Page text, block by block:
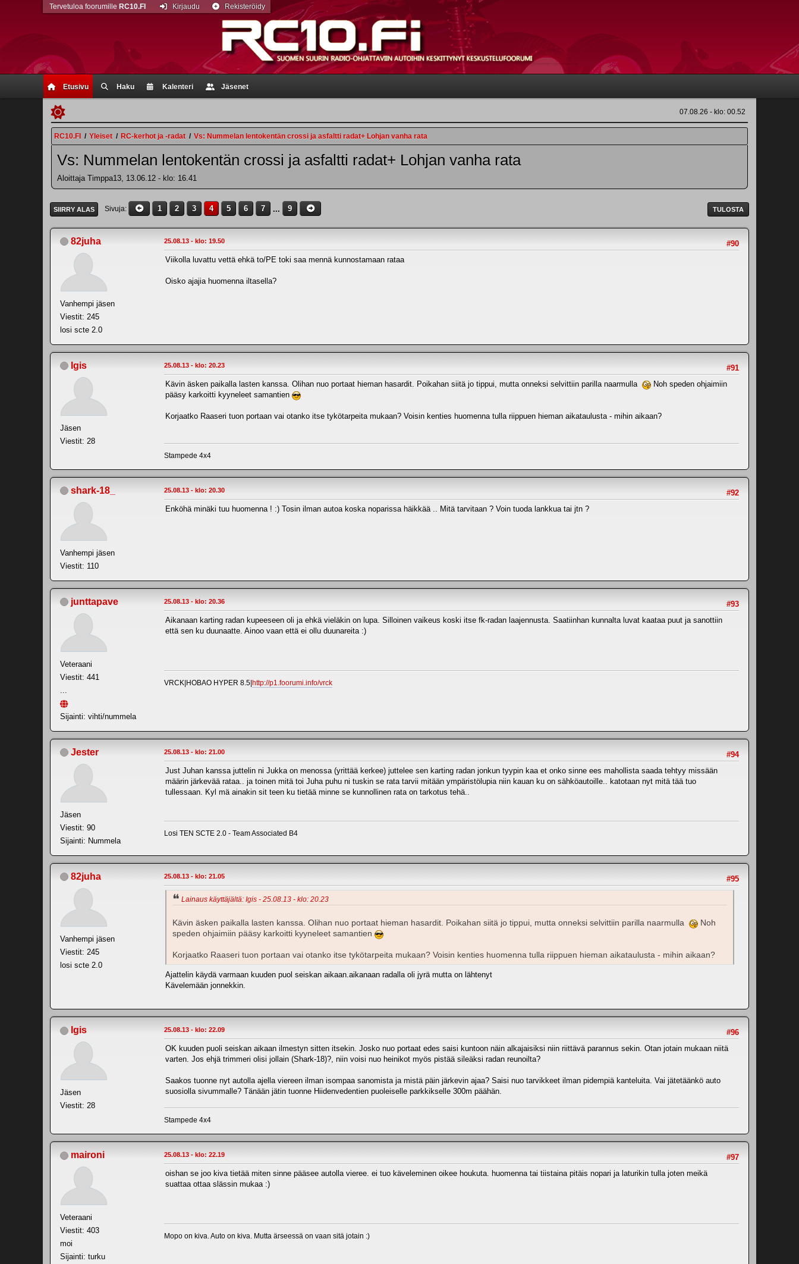
Etusivu Haku Kalenteri Jäsenet
Tervetuloa foorumille RC10.FI Kirjaudu Rekisteröidy
07.08.26 - klo: 00.52
RC10.FI / Yleiset / RC-kerhot ja -radat / Vs: Nummelan lentokentän crossi ja asfaltti radat+ Lohjan vanha rata
Vs: Nummelan lentokentän crossi ja asfaltti radat+ Lohjan vanha rata
Aloittaja Timppa13, 13.06.12 - klo: 16.41
TULOSTA
SIIRRY ALAS Sivuja 1 2 3 4 5 6 7 ... 9
82juha
Vanhempi jäsen
Viestit: 245
losi scte 2.0
#90
25.08.13 - klo: 19.50
Viikolla luvattu vettä ehkä to/PE toki saa mennä kunnostamaan rataa
Oisko ajajia huomenna iltasella?
Igis
Jäsen
Viestit: 28
#91
25.08.13 - klo: 20.23
Kävin äsken paikalla lasten kanssa. Olihan nuo portaat hieman hasardit. Poikahan siitä jo tippui, mutta onneksi selvittiin parilla naarmulla
Noh speden ohjaimiin
pääsy karkoitti kyyneleet samantien
Korjaatko Raaseri tuon portaan vai otanko itse tykötarpeita mukaan? Voisin kenties huomenna tulla riippuen hieman aikataulusta - mihin aikaan?
Stampede 4x4
shark-18_
Vanhempi jäsen
Viestit: 110
#92
25.08.13 - klo: 20.30
Enköhä minäki tuu huomenna ! :) Tosin ilman autoa koska noparissa häikkää .. Mitä tarvitaan ? Voin tuoda lankkua tai jtn ?
junttapave
Veteraani
Viestit: 441
Sijainti: vihti/nummela
#93
25.08.13 - klo: 20.36
Aikanaan karting radan kupeeseen oli ja ehkä vieläkin on lupa. Silloinen vaikeus koski itse fk-radan laajennusta. Saatiinhan kunnalta luvat kaataa puut ja sanottiin
että sen ku duunaatte. Ainoo vaan että ei ollu duunareita :)
VRCK|HOBAO HYPER 8.5|http://p1.foorumi.info/vrck
Jester
Jäsen
Viestit: 90
Sijainti: Nummela
#94
25.08.13 - klo: 21.00
Just Juhan kanssa juttelin ni Jukka on menossa (yrittää kerkee) juttelee sen karting radan jonkun tyypin kaa et onko sinne ees mahollista saada tehtyy missään
määrin järkevää rataa.. ja toinen mitä toi Juha puhu ni tuskin se rata tarvii mitään ympäristölupia niin kauan ku on sähköautoille.. katotaan nyt mitä tää tuo
tullessaan. Kyl mä ainakin sit teen ku tietää minne se kunnollinen rata on tarkotus tehä..
Losi TEN SCTE 2.0 - Team Associated B4
82juha
Vanhempi jäsen
Viestit: 245
losi scte 2.0
#95
25.08.13 - klo: 21.05
Lainaus käyttäjältä: Igis - 25.08.13 - klo: 20.23
Kävin äsken paikalla lasten kanssa. Olihan nuo portaat hieman hasardit. Poikahan siitä jo tippui, mutta onneksi selvittiin parilla naarmulla
Noh
speden ohjaimiin pääsy karkoitti kyyneleet samantien
Korjaatko Raaseri tuon portaan vai otanko itse tykötarpeita mukaan? Voisin kenties huomenna tulla riippuen hieman aikataulusta - mihin aikaan?
Ajattelin käydä varmaan kuuden puol seiskan aikaan.aikanaan radalla oli jyrä mutta on lähtenyt
Kävelemään jonnekkin.
Igis
Jäsen
Viestit: 28
#96
25.08.13 - klo: 22.09
OK kuuden puoli seiskan aikaan ilmestyn sitten itsekin. Josko nuo portaat edes saisi kuntoon näin alkajaisiksi niin riittävä parannus sekin. Otan jotain mukaan niitä
varten. Jos ehjä trimmeri olisi jollain (Shark-18)?, niin voisi nuo heinikot myös pistää sileäksi radan reunoilta?
Saakos tuonne nyt autolla ajella viereen ilman isompaa sanomista ja mistä päin järkevin ajaa? Saisi nuo tarvikkeet ilman pidempiä kanteluita. Vai jätetäänkö auto
suosiolla sivummalle? Tänään jätin tuonne Hiidenvedentien puoleiselle parkkikselle 300m päähän.
Stampede 4x4
maironi
Veteraani
Viestit: 403
moi
Sijainti: turku
#97
25.08.13 - klo: 22.19
oishan se joo kiva tietää miten sinne pääsee autolla vieree. ei tuo käveleminen oikee houkuta. huomenna tai tiistaina pitäis nopari ja laturikin tulla joten meikä
suattaa ottaa slässin mukaa :)
Mopo on kiva. Auto on kiva. Mutta ärseessä on vaan sitä jotain :)